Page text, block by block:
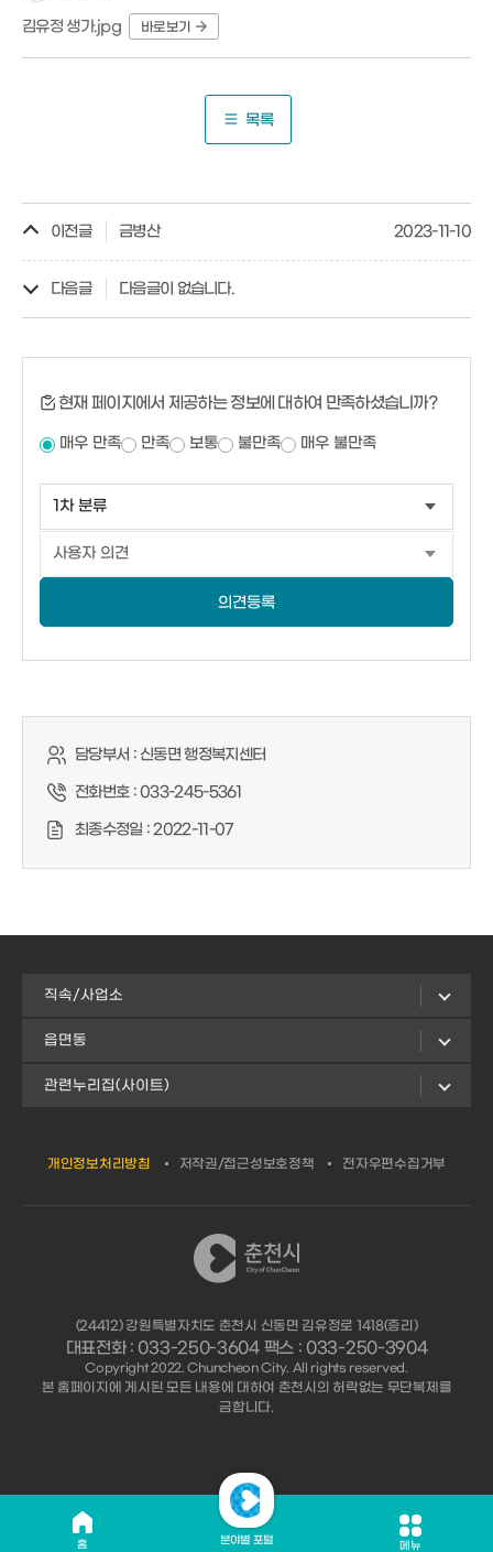
홈 분야별 포털 메뉴
김유정 생가.jpg
바로보기
목록
이전글 금병산 2023-11-10
다음글 다음글이 없습니다.
현재 페이지에서 제공하는 정보에 대하여 만족하셨습니까?
매우 만족 만족 보통 불만족 매우 불만족
의견등록
담당부서 :신동면 행정복지센터
전화번호 :033-245-5361
최종수정일 :2022-11-07
직속/사업소
읍면동
관련누리집(사이트)
개인정보처리방침 저작권/접근성보호정책 전자우편수집거부
(24412) 강원특별자치도 춘천시 신동면 김유정로 1418(증리)
대표전화 : 033-250-3604 팩스 : 033-250-3904
Copyright 2022. Chuncheon City. All rights reserved.
본 홈페이지에 게시된 모든 내용에 대하여 춘천시의 허락없는 무단복제를
금합니다.